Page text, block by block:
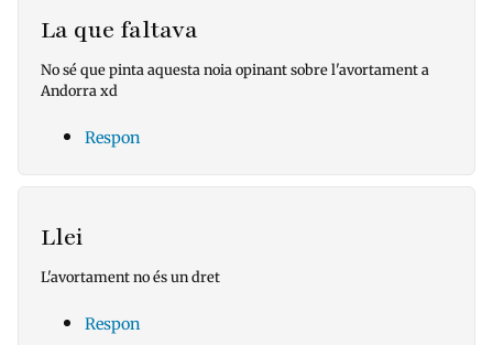
La que faltava
No sé que pinta aquesta noia opinant sobre l'avortament a
Andorra xd
Respon
Llei
L'avortament no és un dret
Respon